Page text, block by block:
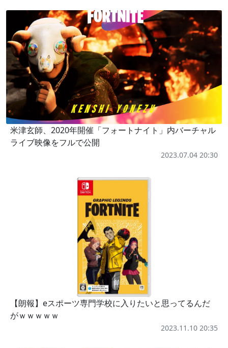
米津玄師、2020年開催「フォートナイト」内バーチャル
ライブ映像をフルで公開
2023.07.04 20:30
【朗報】eスポーツ専門学校に入りたいと思ってるんだ
がｗｗｗｗｗ
2023.11.10 20:35